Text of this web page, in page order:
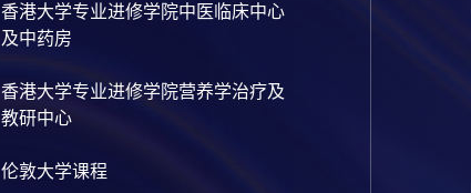
香港大学专业进修学院中医临床中心
及中药房
香港大学专业进修学院营养学治疗及
教研中心
伦敦大学课程